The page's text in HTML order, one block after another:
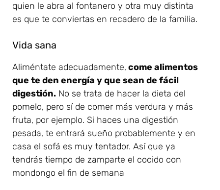
quien le abra al fontanero y otra muy distinta
es que te conviertas en recadero de la familia.
Vida sana
Aliméntate adecuadamente, come alimentos
que te den energía y que sean de fácil
digestión. No se trata de hacer la dieta del
pomelo, pero sí de comer más verdura y más
fruta, por ejemplo. Si haces una digestión
pesada, te entrará sueño probablemente y en
casa el sofá es muy tentador. Así que ya
tendrás tiempo de zamparte el cocido con
mondongo el fin de semana